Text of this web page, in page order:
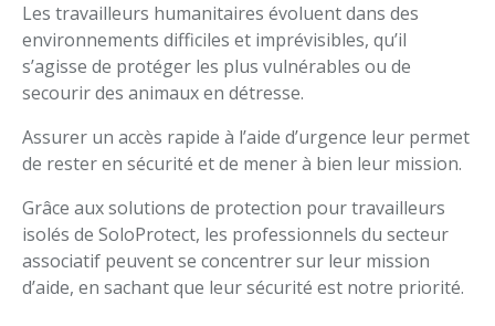
Les travailleurs humanitaires évoluent dans des
environnements difficiles et imprévisibles, qu’il
s’agisse de protéger les plus vulnérables ou de
secourir des animaux en détresse.
Assurer un accès rapide à l’aide d’urgence leur permet
de rester en sécurité et de mener à bien leur mission.
Grâce aux solutions de protection pour travailleurs
isolés de SoloProtect, les professionnels du secteur
associatif peuvent se concentrer sur leur mission
d’aide, en sachant que leur sécurité est notre priorité.